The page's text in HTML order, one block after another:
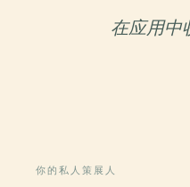
在应用中
你的私人策展人